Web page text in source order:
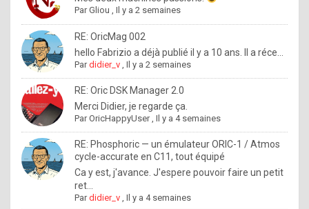
y
o
l
e
x
.
I
f
y
ParGliou ,Il y a 2 semaines
RE: OricMag 002
hello Fabrizio a déjà publié il y a 10 ans. Il a réce...
Pardidier_v ,Il y a 2 semaines
RE: Oric DSK Manager 2.0
Merci Didier, je regarde ça.
ParOricHappyUser,Il y a 4 semaines
RE: Phosphoric — un émulateur ORIC-1 / Atmos
cycle-accurate en C11, tout équipé
Ca y est, j'avance. J'espere pouvoir faire un petit
ret...
Pardidier_v ,Il y a 4 semaines